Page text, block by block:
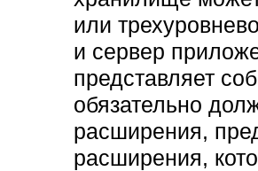
или
и сервер
представляет
обязательно
расширения,
расширения,